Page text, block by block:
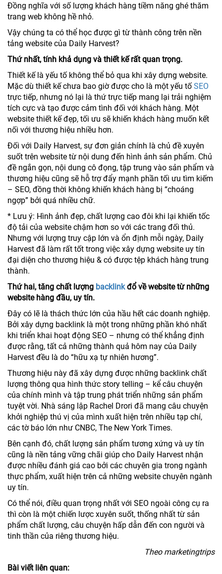
Đồng nghĩa với số lượng khách hàng tiềm năng ghé thăm
trang web không hề nhỏ.
Vậy chúng ta có thể học được gì từ thành công trên nền
tảng website của Daily Harvest?
Thứ nhất, tính khả dụng và thiết kế rất quan trọng.
Thiết kế là yếu tố không thể bỏ qua khi xây dựng website.
Mặc dù thiết kế chưa bao giờ được cho là một yếu tốSEO
trực tiếp, nhưng nó lại là thứ trực tiếp mang lại trải nghiệm
tích cực và tạo được cảm tình đối với khách hàng. Một
website thiết kế đẹp, tối ưu sẽ khiến khách hàng muốn kết
nối với thương hiệu nhiều hơn.
Đối với Daily Harvest, sự đơn giản chính là chủ đề xuyên
suốt trên website từ nội dung đến hình ảnh sản phẩm. Chủ
đề ngắn gọn, nội dung cô đọng, tập trung vào sản phẩm và
thương hiệu cũng sẽ hỗ trợ đẩy mạnh phần tối ưu tìm kiếm
– SEO, đồng thời không khiến khách hàng bị “choáng
ngợp” bởi quá nhiều chữ.
* Lưu ý: Hình ảnh đẹp, chất lượng cao đôi khi lại khiến tốc
độ tải của website chậm hơn so với các trang đối thủ.
Nhưng với lượng truy cập lớn và ổn định mỗi ngày, Daily
Harvest đã làm rất tốt trong việc xây dựng website uy tín
đại diện cho thương hiệu & có được tệp khách hàng trung
thành.
Thứ hai, tăng chất lượng backlinkđổ về website từ những
website hàng đầu, uy tín.
Đây có lẽ là thách thức lớn của hầu hết các doanh nghiệp.
Bởi xây dựng backlink là một trong những phần khó nhất
khi triển khai hoạt động SEO – nhưng có thể khẳng định
được rằng, tất cả những thành quả hôm nay của Daily
Harvest đều là do “hữu xạ tự nhiên hương”.
Thương hiệu này đã xây dựng được những backlink chất
lượng thông qua hình thức story telling – kể câu chuyện
của chính mình và tập trung phát triển những sản phẩm
tuyệt vời. Nhà sáng lập Rachel Drori đã mang câu chuyện
khởi nghiệp thú vị của mình xuất hiện trên nhiều tạp chí,
các tờ báo lớn như CNBC, The New York Times.
Bên cạnh đó, chất lượng sản phẩm tương xứng và uy tín
cũng là nền tảng vững chãi giúp cho Daily Harvest nhận
được nhiều đánh giá cao bởi các chuyên gia trong ngành
thực phẩm, xuất hiện trên cả những website chuyên ngành
uy tín.
Có thể nói, điều quan trọng nhất với SEO ngoài công cụ ra
thì còn là một chiến lược xuyên suốt, thống nhất từ sản
phẩm chất lượng, câu chuyện hấp dẫn đến con người và
tinh thần của riêng thương hiệu.
Theo marketingtrips
Bài viết liên quan: